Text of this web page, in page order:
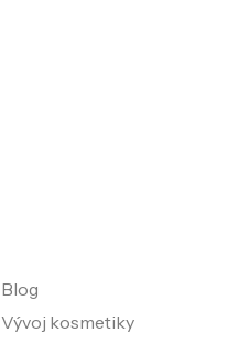
Blog
Vývoj kosmetiky